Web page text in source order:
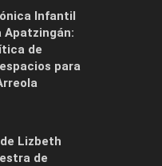
Infantil
Apatzingán:
de
para
Lizbeth
de